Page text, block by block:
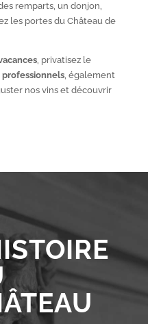
remparts, un donjon,
les portes du Château de
, privatisez le
, également
nos vins et découvrir